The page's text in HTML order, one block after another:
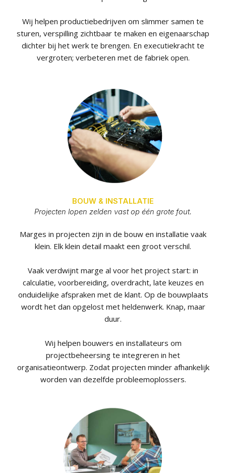
Wij helpen productiebedrijven om slimmer samen te
sturen, verspilling zichtbaar te maken en eigenaarschap
dichter bij het werk te brengen. En executiekracht te
vergroten; verbeteren met de fabriek open.
BOUW & INSTALLATIE
Projecten lopen zelden vast op één grote fout.
Marges in projecten zijn in de bouw en installatie vaak
klein. Elk klein detail maakt een groot verschil.
Vaak verdwijnt marge al voor het project start: in
calculatie, voorbereiding, overdracht, late keuzes en
onduidelijke afspraken met de klant. Op de bouwplaats
wordt het dan opgelost met heldenwerk. Knap, maar
duur.
Wij helpen bouwers en installateurs om
projectbeheersing te integreren in het
organisatieontwerp. Zodat projecten minder afhankelijk
worden van dezelfde probleemoplossers.